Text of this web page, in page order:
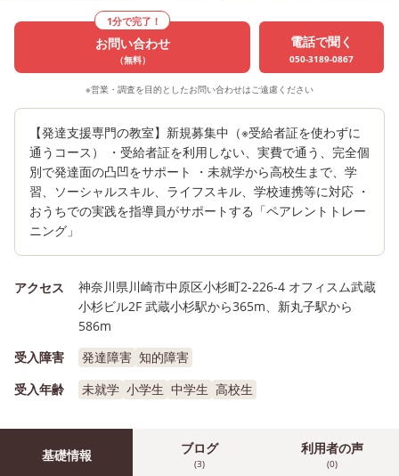
1分で完了！
お問い合わせ
（無料）
電話で聞く
050-3189-0867
※営業・調査を目的としたお問い合わせはご遠慮ください
【発達支援専門の教室】新規募集中（※受給者証を使わずに
通うコース） ・受給者証を利用しない、実費で通う、完全個
別で発達面の凸凹をサポート ・未就学から高校生まで、学
習、ソーシャルスキル、ライフスキル、学校連携等に対応 ・
おうちでの実践を指導員がサポートする「ペアレントトレー
ニング」
アクセス
神奈川県川崎市中原区小杉町2-226-4 オフィスム武蔵
小杉ビル2F 武蔵小杉駅から365m、新丸子駅から
586m
受入障害
発達障害 知的障害
受入年齢
未就学 小学生 中学生 高校生
基礎情報 ブログ
(3)
利用者の声
(0)